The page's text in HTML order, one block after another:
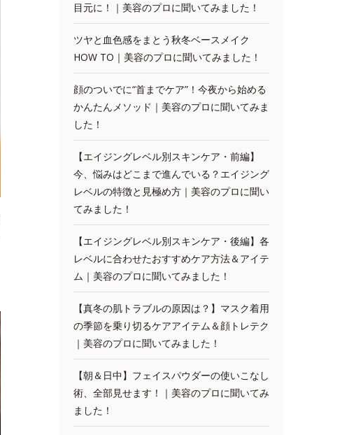
目元に！｜美容のプロに聞いてみました！
ツヤと血色感をまとう秋冬ベースメイク
HOW TO｜美容のプロに聞いてみました！
顔のついでに“首までケア”！今夜から始める
かんたんメソッド｜美容のプロに聞いてみま
した！
【エイジングレベル別スキンケア・前編】
今、悩みはどこまで進んでいる？エイジング
レベルの特徴と見極め方｜美容のプロに聞い
てみました！
【エイジングレベル別スキンケア・後編】各
レベルに合わせたおすすめケア方法＆アイテ
ム｜美容のプロに聞いてみました！
【真冬の肌トラブルの原因は？】マスク着用
の季節を乗り切るケアアイテム＆顔トレテク
｜美容のプロに聞いてみました！
【朝＆日中】フェイスパウダーの使いこなし
術、全部見せます！｜美容のプロに聞いてみ
ました！